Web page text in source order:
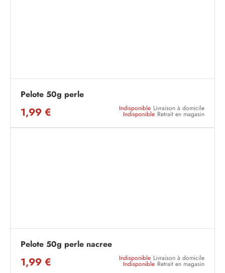
Pelote 50g perle
1,99 € Indisponible Livraison à domicile
Indisponible Retrait en magasin
Pelote 50g perle nacree
1,99 € Indisponible Livraison à domicile
Indisponible Retrait en magasin